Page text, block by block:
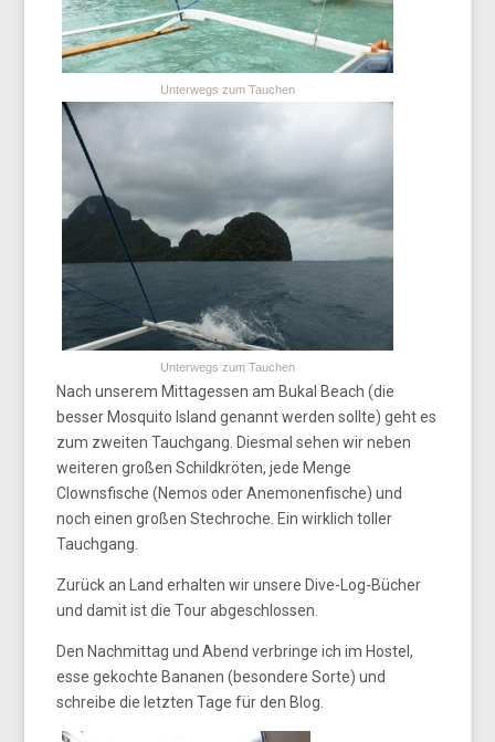
Unterwegs zum Tauchen
Unterwegs zum Tauchen
Nach unserem Mittagessen am Bukal Beach (die
besser Mosquito Island genannt werden sollte) geht es
zum zweiten Tauchgang. Diesmal sehen wir neben
weiteren großen Schildkröten, jede Menge
Clownsfische (Nemos oder Anemonenfische) und
noch einen großen Stechroche. Ein wirklich toller
Tauchgang.
Zurück an Land erhalten wir unsere Dive-Log-Bücher
und damit ist die Tour abgeschlossen.
Den Nachmittag und Abend verbringe ich im Hostel,
esse gekochte Bananen (besondere Sorte) und
schreibe die letzten Tage für den Blog.